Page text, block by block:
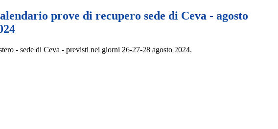
prove di recupero sede di Ceva - agosto
- sede di Ceva - previsti nei giorni 26-27-28 agosto 2024.